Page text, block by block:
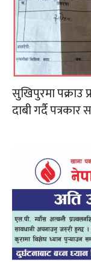
सुखिपुरमा पक्राउ
दाबी गर्दै